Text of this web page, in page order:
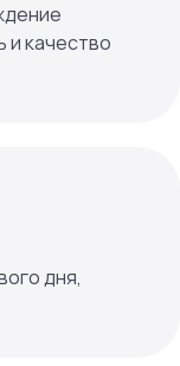
и качество
дня,